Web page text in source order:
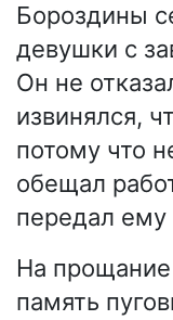
Бороздины
девушки с
Он не
извинялся,
потому что
обещал
передал ему
На
память